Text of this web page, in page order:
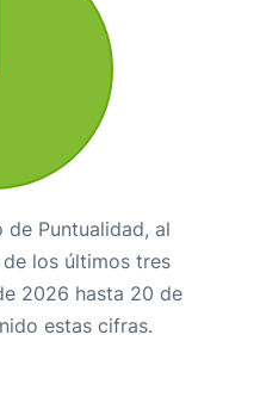
de Puntualidad, al
los últimos tres
2026 hasta 20 de
estas cifras.